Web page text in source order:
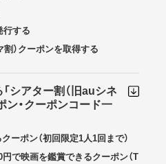
行する
割）クーポンを取得する
シアター割（旧auシネ
ン・クーポンコード一
ーポン（初回限定1人1回まで）
で映画を鑑賞できるクーポン（T